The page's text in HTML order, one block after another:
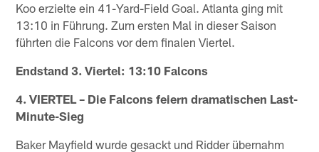
Koo erzielte ein 41-Yard-Field Goal. Atlanta ging mit
13:10 in Führung. Zum ersten Mal in dieser Saison
führten die Falcons vor dem finalen Viertel.
Endstand 3. Viertel: 13:10 Falcons
4. VIERTEL – Die Falcons feiern dramatischen Last-
Minute-Sieg
Baker Mayfield wurde gesackt und Ridder übernahm